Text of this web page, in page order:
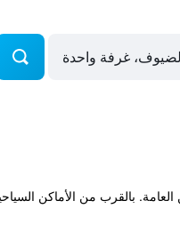
العامة. بالقرب من الأماكن